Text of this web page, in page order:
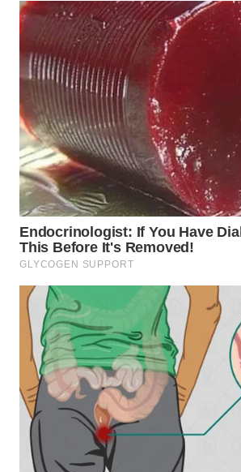
WN
DEPOK
WN
TAPANULI
UTARA
WN
SAMOSIR
WN
PADANG
LAWAS
WN
SUMEDANG
WN
CIANJUR
WN
KEPULAUAN